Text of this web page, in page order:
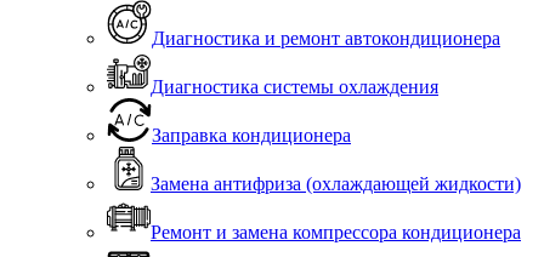
Диагностика и ремонт автокондиционера
Диагностика системы охлаждения
Заправка кондиционера
Замена антифриза (охлаждающей жидкости)
Ремонт и замена компрессора кондиционера